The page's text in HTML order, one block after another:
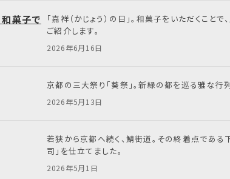
和菓子で
「嘉祥（かじょう）の日」。和菓子をいただくこ
ご紹介します。
2026年6月16日
京都の三大祭り「葵祭」。新緑の都を巡る雅な行
2026年5月13日
若狭から京都へ続く、鯖街道。その終着点であ
司」を仕立てました。
2026年5月1日